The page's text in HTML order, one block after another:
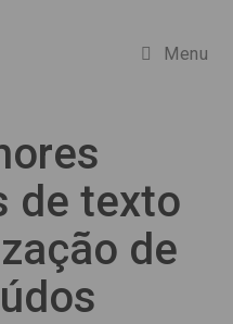
Menu
de texto
de